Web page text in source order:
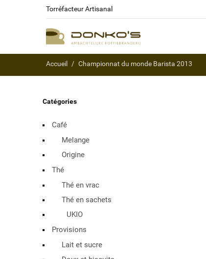
Torréfacteur Artisanal
Accueil Championnat du monde Barista 2013
Catégories
Café
Melange
Origine
Thé
Thé en vrac
Thé en sachets
UKIO
Provisions
Lait et sucre